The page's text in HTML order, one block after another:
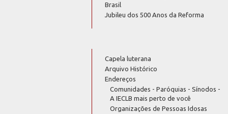
Brasil
Jubileu dos 500 Anos da Reforma
Capela luterana
Arquivo Histórico
Endereços
Comunidades - Paróquias - Sínodos -
A IECLB mais perto de você
Organizações de Pessoas Idosas